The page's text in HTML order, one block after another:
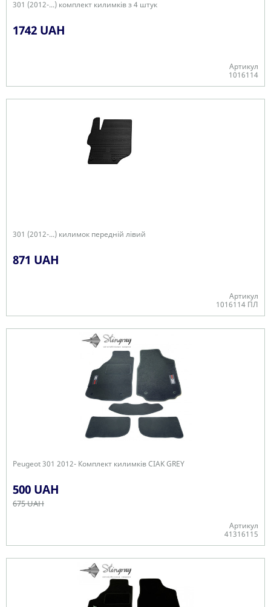
301 (2012-...) комплект килимків з 4 штук
1742 UAH
Артикул
1016114
301 (2012-...) килимок передній лівий
871 UAH
Артикул
1016114 ПЛ
Peugeot 301 2012- Комплект килимків CIAK GREY
500 UAH
675 UAH
Артикул
41316115